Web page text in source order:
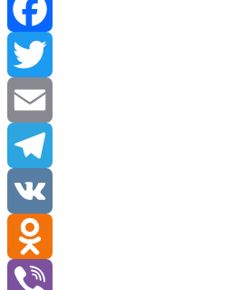
Facebook
Twitter
Email
Telegram
VK
Odnoklassniki